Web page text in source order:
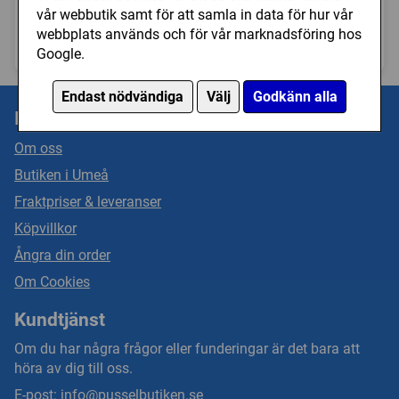
vår webbutik samt för att samla in data för hur vår
webbplats används och för vår marknadsföring hos
Google.
Endast nödvändiga Välj Godkänn alla
(2000)
329 kr Bevaka
Town, By Night (1000)
189 kr Köp
Information
Om oss
Butiken i Umeå
Fraktpriser & leveranser
Köpvillkor
Ångra din order
Om Cookies
Kundtjänst
Om du har några frågor eller funderingar är det bara att
höra av dig till oss.
E-post: info@pusselbutiken.se